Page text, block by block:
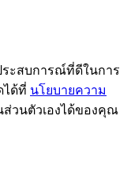
ะสบการณ์ที่ดีในการ
ได้ที่ นโยบายความ
ส่วนตัวเองได้ของคุณ